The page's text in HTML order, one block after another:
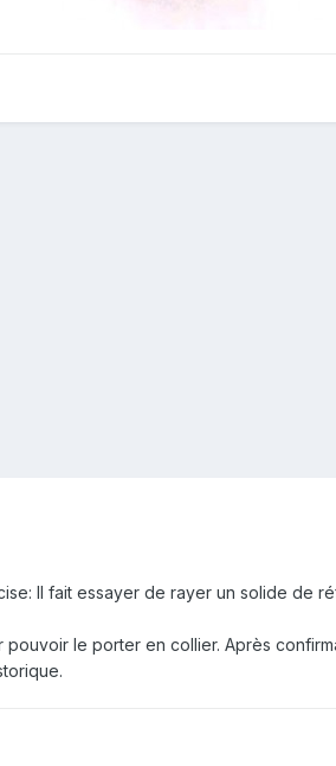
Il fait essayer de rayer un solide de
le porter en collier. Après